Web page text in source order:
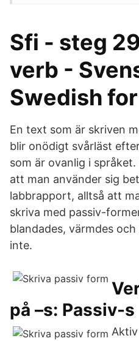
Sfi - steg
verb -
Swedish
En text som är skriven
blir onödigt svårläst
som är ovanlig i
att man använder sig
labbrapport, alltså att
skriva med passiv-
blandades, värmdes
inte.
på –s: Passiv-s